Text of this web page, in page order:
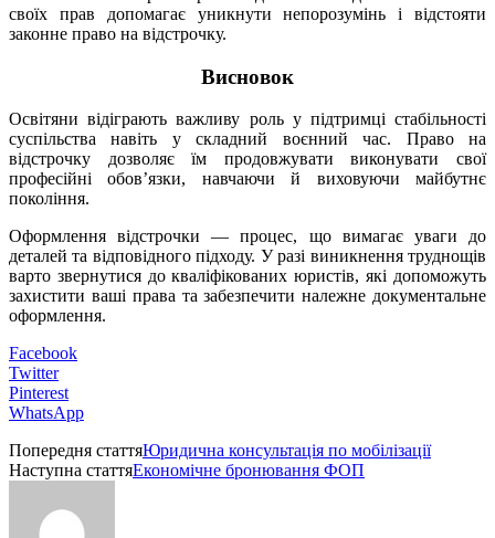
своїх прав допомагає уникнути непорозумінь і відстояти
законне право на відстрочку.
Висновок
Освітяни відіграють важливу роль у підтримці стабільності
суспільства навіть у складний воєнний час. Право на
відстрочку дозволяє їм продовжувати виконувати свої
професійні обов’язки, навчаючи й виховуючи майбутнє
покоління.
Оформлення відстрочки — процес, що вимагає уваги до
деталей та відповідного підходу. У разі виникнення труднощів
варто звернутися до кваліфікованих юристів, які допоможуть
захистити ваші права та забезпечити належне документальне
оформлення.
Facebook
Twitter
Pinterest
WhatsApp
Попередня статтяЮридична консультація по мобілізації
Наступна статтяЕкономічне бронювання ФОП